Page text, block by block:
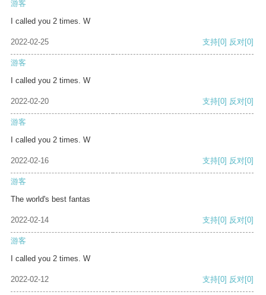
游客
I called you 2 times. W
2022-02-25 支持[0] 反对[0]
游客
I called you 2 times. W
2022-02-20 支持[0] 反对[0]
游客
I called you 2 times. W
2022-02-16 支持[0] 反对[0]
游客
The world's best fantas
2022-02-14 支持[0] 反对[0]
游客
I called you 2 times. W
2022-02-12 支持[0] 反对[0]